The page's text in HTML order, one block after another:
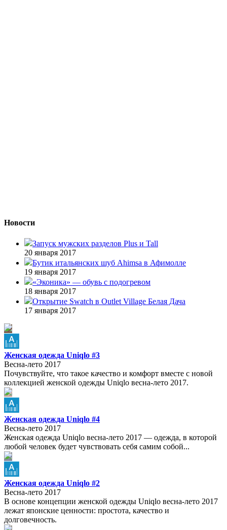
Новости
Запуск мужских разделов Plus и Tall
20 января 2017
Бутик итальянских шуб Ahimsa в Афимолле
19 января 2017
«Эконика» — обувь с подогревом
18 января 2017
Открытие Swatch в Outlet Village Белая Дача
17 января 2017
Женская одежда Uniqlo #3
Весна-лето 2017
Почувствуйте, что такое качество и комфорт вместе с новой
коллекцией женской одежды Uniqlo весна-лето 2017.
Женская одежда Uniqlo #4
Весна-лето 2017
Женская одежда Uniqlo весна-лето 2017 — одежда, в которой
любой человек будет чувствовать себя самим собой...
Женская одежда Uniqlo #2
Весна-лето 2017
В основе концепции женской одежды Uniqlo весна-лето 2017
лежат японские ценности: простота, качество и
долговечность.